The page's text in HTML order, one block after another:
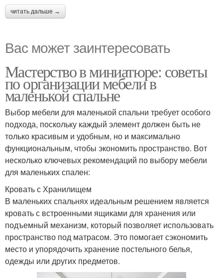
читать дальше →
Вас может заинтересовать
Мастерство в миниатюре: советы
по организации мебели в
маленькой спальне
Выбор мебели для маленькой спальни требует особого
подхода, поскольку каждый элемент должен быть не
только красивым и удобным, но и максимально
функциональным, чтобы экономить пространство. Вот
несколько ключевых рекомендаций по выбору мебели
для маленьких спален:
Кровать с Хранилищем
В маленьких спальнях идеальным решением является
кровать с встроенными ящиками для хранения или
подъемный механизм, который позволяет использовать
пространство под матрасом. Это помогает сэкономить
место и упорядочить хранение постельного белья,
одежды или других предметов.